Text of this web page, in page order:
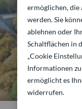
ermöglichen, die
werden. Sie
ablehnen oder
Schaltflächen in
„Cookie
Informationen
ermöglicht es
widerrufen.